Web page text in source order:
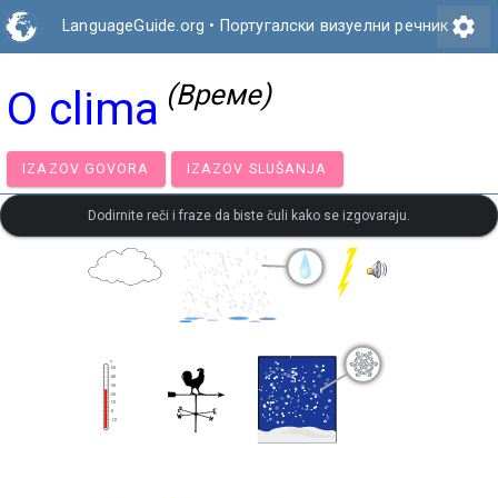
LanguageGuide.org • Португалски визуелни речник settings
O clima (Време)
IZAZOV GOVORA IZAZOV SLUŠANJA
Dodirnite reči i fraze da biste čuli kako se izgovaraju.